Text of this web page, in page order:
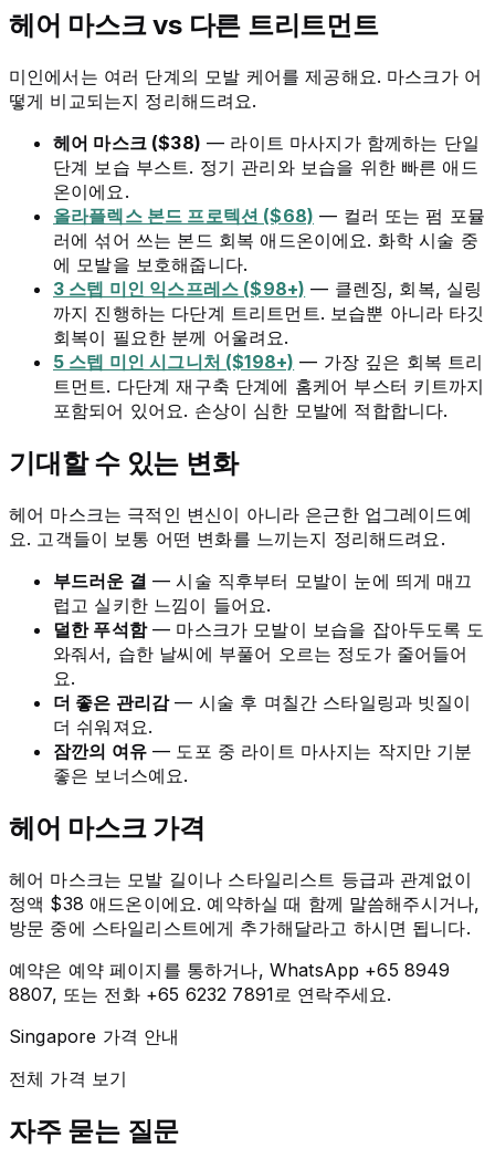
헤어 마스크 vs 다른 트리트먼트
미인에서는 여러 단계의 모발 케어를 제공해요. 마스크가 어
떻게 비교되는지 정리해드려요.
헤어 마스크 ($38) — 라이트 마사지가 함께하는 단일
단계 보습 부스트. 정기 관리와 보습을 위한 빠른 애드
온이에요.
올라플렉스 본드 프로텍션 ($68) — 컬러 또는 펌 포뮬
러에 섞어 쓰는 본드 회복 애드온이에요. 화학 시술 중
에 모발을 보호해줍니다.
3 스텝 미인 익스프레스 ($98+) — 클렌징, 회복, 실링
까지 진행하는 다단계 트리트먼트. 보습뿐 아니라 타깃
회복이 필요한 분께 어울려요.
5 스텝 미인 시그니처 ($198+) — 가장 깊은 회복 트리
트먼트. 다단계 재구축 단계에 홈케어 부스터 키트까지
포함되어 있어요. 손상이 심한 모발에 적합합니다.
기대할 수 있는 변화
헤어 마스크는 극적인 변신이 아니라 은근한 업그레이드예
요. 고객들이 보통 어떤 변화를 느끼는지 정리해드려요.
부드러운 결 — 시술 직후부터 모발이 눈에 띄게 매끄
럽고 실키한 느낌이 들어요.
덜한 푸석함— 마스크가 모발이 보습을 잡아두도록 도
와줘서, 습한 날씨에 부풀어 오르는 정도가 줄어들어
요.
더 좋은 관리감— 시술 후 며칠간 스타일링과 빗질이
더 쉬워져요.
잠깐의 여유— 도포 중 라이트 마사지는 작지만 기분
좋은 보너스예요.
헤어 마스크 가격
헤어 마스크는 모발 길이나 스타일리스트 등급과 관계없이
정액 $38 애드온이에요. 예약하실 때 함께 말씀해주시거나,
방문 중에 스타일리스트에게 추가해달라고 하시면 됩니다.
예약은 예약 페이지를 통하거나, WhatsApp +65 8949
8807, 또는 전화 +65 6232 7891로 연락주세요.
Singapore 가격 안내
전체 가격 보기
자주 묻는 질문